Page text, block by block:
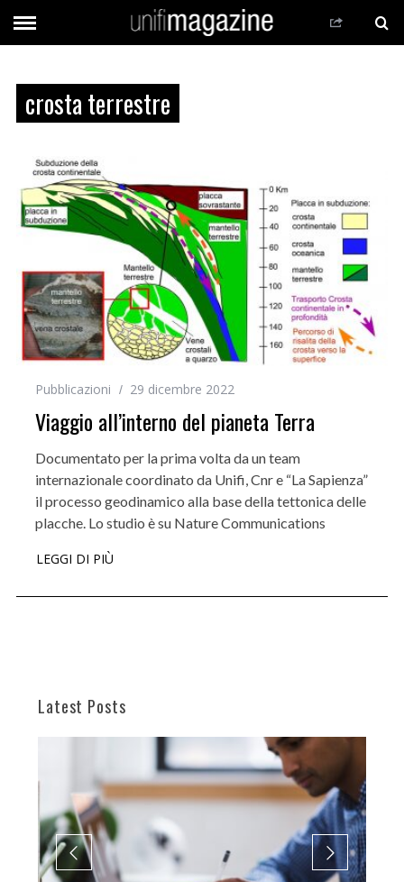
crosta terrestre
Pubblicazioni 29 dicembre 2022
Viaggio all’interno del pianeta Terra
Documentato per la prima volta da un team
internazionale coordinato da Unifi, Cnr e “La Sapienza”
il processo geodinamico alla base della tettonica delle
placche. Lo studio è su Nature Communications
LEGGI DI PIÙ
Latest Posts